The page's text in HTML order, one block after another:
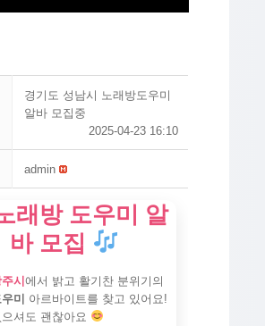
경기도 성남시 노래방도우미
알바 모집중
2025-04-23 16:10
admin
래방 도우미 알
바 모집
주시에서 밝고 활기찬 분위기의
미
아르바이트를 찾고 있어요!
셔도 괜찮아요